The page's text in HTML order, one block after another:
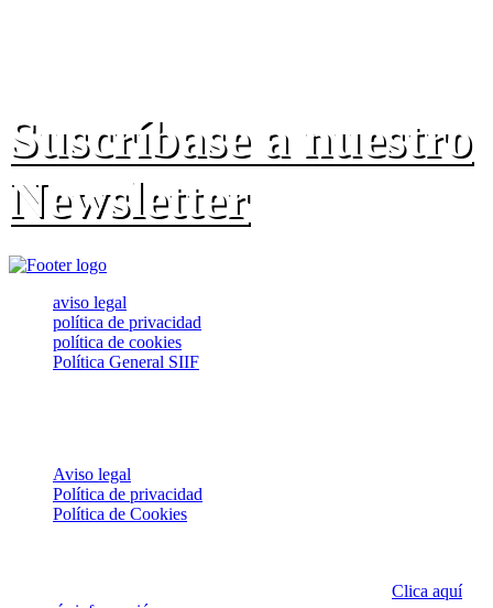
Suscríbase a nuestro
Newsletter
aviso legal
política de privacidad
política de cookies
Política General SIIF
Aviso legal
Política de privacidad
Política de Cookies
Clica aquí